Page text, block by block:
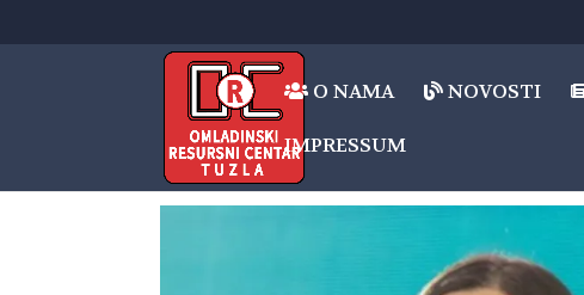
O NAMA NOVOSTI
IMPRESSUM